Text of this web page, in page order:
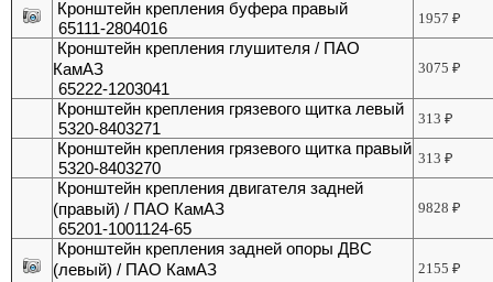
Кронштейн крепления буфера правый
65111-2804016
1957₽
Кронштейн крепления глушителя / ПАО
КамАЗ
65222-1203041
3075₽
Кронштейн крепления грязевого щитка левый
5320-8403271
313₽
Кронштейн крепления грязевого щитка правый
5320-8403270
313₽
Кронштейн крепления двигателя задней
(правый) / ПАО КамАЗ
65201-1001124-65
9828₽
Кронштейн крепления задней опоры ДВС
(левый) / ПАО КамАЗ
2155₽